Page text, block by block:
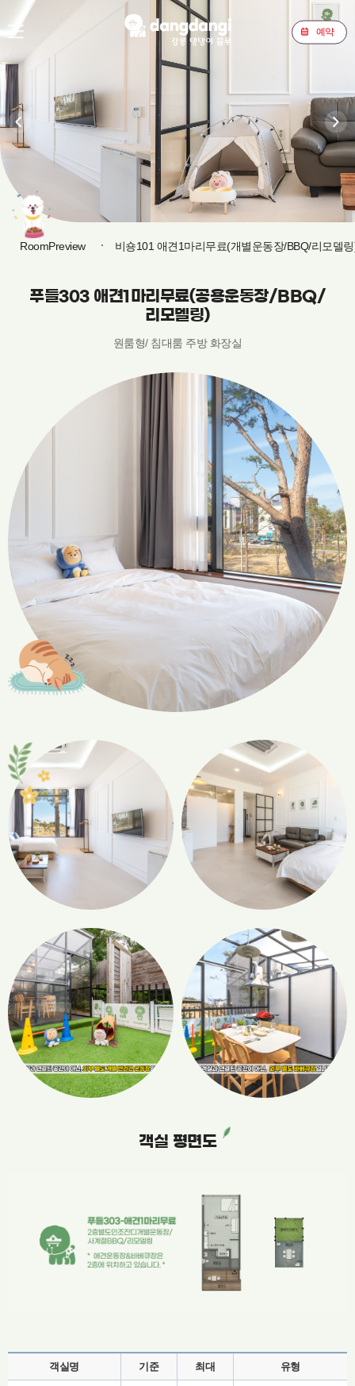
예약
RoomPreview 비숑101 애견1마리무료(개별운동장/BBQ/리모델
푸들303 애견1마리무료(공용운동장/BBQ/
리모델링)
원룸형/ 침대룸 주방 화장실
객실 평면도
객실명 기준 최대 유형